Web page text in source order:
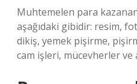
Muhtemelen para
aşağıdaki gibidir: resim,
dikiş, yemek pişirme,
cam işleri, mücevherler ve